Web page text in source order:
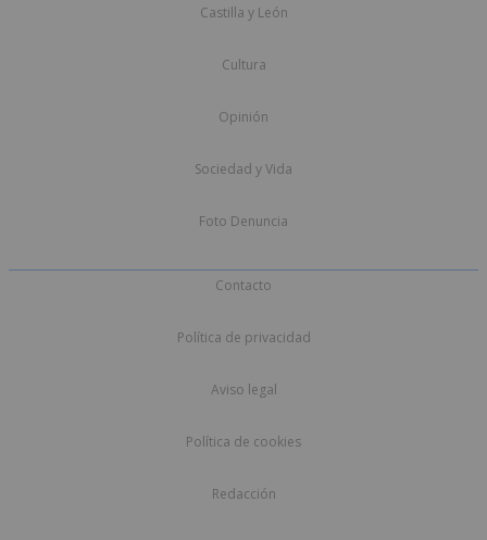
Castilla y León
Cultura
Opinión
Sociedad y Vida
Foto Denuncia
Contacto
Política de privacidad
Aviso legal
Política de cookies
Redacción